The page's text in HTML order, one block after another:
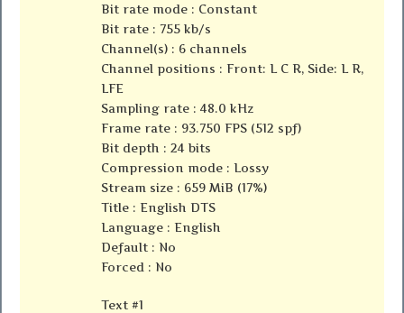
Bit rate mode : Constant
Bit rate : 755 kb/s
Channel(s) : 6 channels
Channel positions : Front: L C R, Side: L R,
LFE
Sampling rate : 48.0 kHz
Frame rate : 93.750 FPS (512 spf)
Bit depth : 24 bits
Compression mode : Lossy
Stream size : 659 MiB (17%)
Title : English DTS
Language : English
Default : No
Forced : No
Text #1